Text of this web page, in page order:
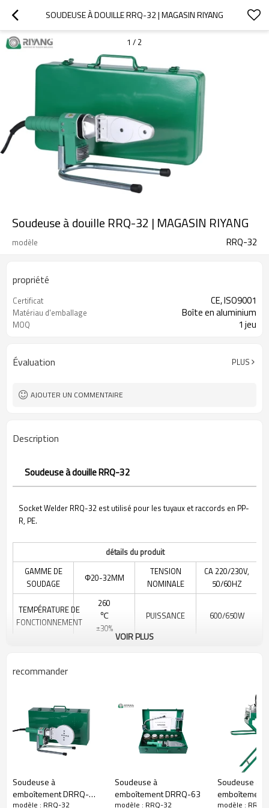
SOUDEUSE À DOUILLE RRQ-32 | MAGASIN RIYANG
1 / 2
Soudeuse à douille RRQ-32 | MAGASIN RIYANG
modèle RRQ-32
propriété
Certificat CE, ISO9001
Matériau d'emballage Boîte en aluminium
MOQ 1 jeu
Évaluation PLUS
AJOUTER UN COMMENTAIRE
Description
Soudeuse à douille RRQ-32
Socket Welder RRQ-32 est utilisé pour les tuyaux et raccords en PP-
R, PE.
détails du produit
GAMME DE
SOUDAGE
Φ20-32MM
TENSION
NOMINALE
CA 220/230V,
50/60HZ
TEMPÉRATURE DE
FONCTIONNEMENT
260
℃
±30%
PUISSANCE 600/650W
L'ENVIRONNEMENT
POIDS NET
TAILLE DE
CARTON
435x360x255MM POIDS/CARTON 17.5KG
VOIR PLUS
recommander
Soudeuse à
emboîtement DRRQ-
modèle : RRQ-32
Soudeuse à
emboîtement DRRQ-63
modèle : RRQ-32
Soudeuse à
emboîtement
modèle : RRQ-